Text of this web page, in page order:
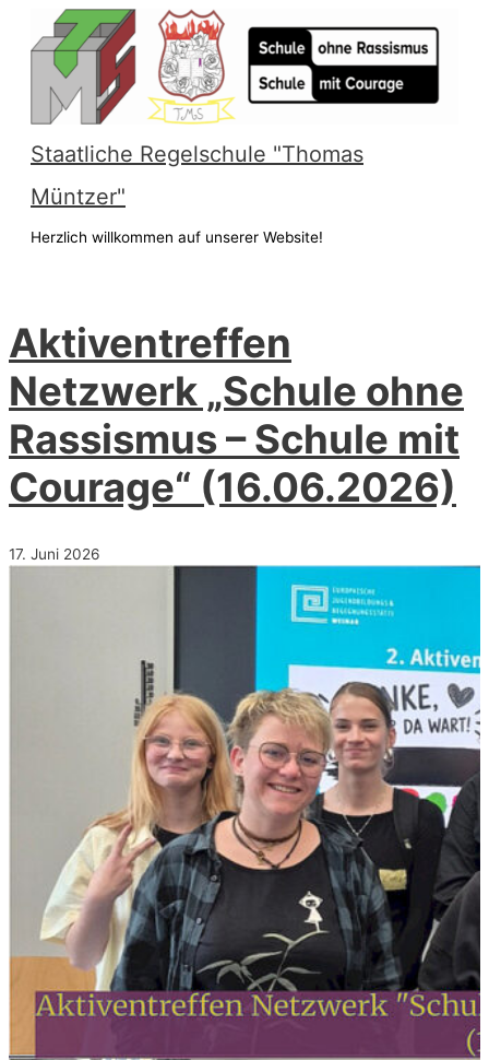
Inhalt
springen
Staatliche Regelschule "Thomas
Müntzer"
Herzlich willkommen auf unserer Website!
Aktiventreffen
Netzwerk „Schule ohne
Rassismus – Schule mit
Courage“ (16.06.2026)
17. Juni 2026